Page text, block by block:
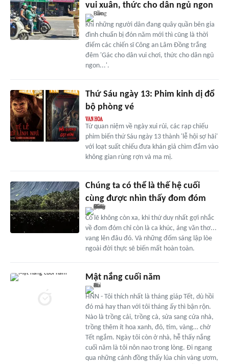
vui xuân, thức cho dân ngủ ngon
Khi những người dân đang quây quần bên gia
đình chuẩn bị đón năm mới thì cũng là thời
điểm các chiến sĩ Công an Lâm Đồng trắng
đêm 'Gác cho dân vui chơi, thức cho dân ngủ
ngon...'.
Thứ Sáu ngày 13: Phim kinh dị đổ
bộ phòng vé
Từ quan niệm về ngày xui rủi, các rạp chiếu
phim biến thứ Sáu ngày 13 thành 'lễ hội sợ hãi'
với loạt suất chiếu đưa khán giả chìm đắm vào
không gian rùng rợn và ma mị.
Chúng ta có thể là thế hệ cuối
cùng được nhìn thấy đom đóm
Có lẽ không còn xa, khi thứ duy nhất gợi nhắc
về đom đóm chỉ còn là ca khúc, áng văn thơ...
vang lên đâu đó. Và những đốm sáng lập lòe
ngoài đời thực sẽ biến mất hoàn toàn.
Mật nắng cuối năm
HNN - Tôi thích nhất là tháng giáp Tết, dù hồi
đó má hay than với tôi tháng ấy thì bận rộn.
Nào là trồng cải, trồng cà, sửa sang cửa nhà,
trồng thêm ít hoa xanh, đỏ, tím, vàng… chờ
Tết ngắm. Ngày tôi còn ở nhà, hễ thấy nắng
cuối năm là tôi nôn nao trong lòng. Đi ngang
qua những cánh đồng thấy lúa chín vàng ươm,